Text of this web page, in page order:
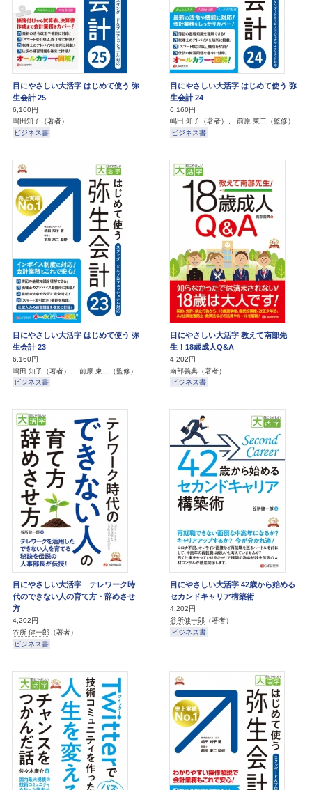
目にやさしい大活字 はじめて使う 弥
生会計 25
6,160円
嶋田知子 （著者）
ビジネス書
目にやさしい大活字 はじめて使う 弥
生会計 24
6,160円
嶋田 知子 （著者）、 前原 東二 （監修）
ビジネス書
目にやさしい大活字 はじめて使う 弥
生会計 23
6,160円
嶋田 知子 （著者）、 前原 東二 （監修）
ビジネス書
目にやさしい大活字 教えて南部先
生！18歳成人Q&A
4,202円
南部義典 （著者）
ビジネス書
目にやさしい大活字 テレワーク時
代のできない人の育て方・辞めさせ
方
4,202円
谷所 健一郎 （著者）
ビジネス書
目にやさしい大活字 42歳から始める
セカンドキャリア構築術
4,202円
谷所健一郎 （著者）
ビジネス書